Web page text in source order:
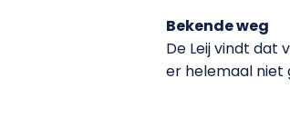
Bekende weg
De Leij vindt dat
er helemaal niet